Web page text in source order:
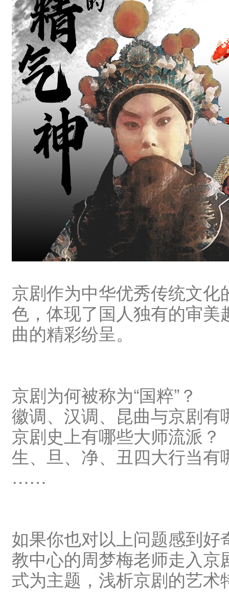
京剧作为中华优秀传统文
色，体现了国人独有的审
曲的精彩纷呈。
京剧为何被称为“国粹”？
徽调、汉调、昆曲与京剧有
京剧史上有哪些大师流派？
生、旦、净、丑四大行当有
……
如果你也对以上问题感到
教中心的周梦梅老师走入
式为主题，浅析京剧的艺